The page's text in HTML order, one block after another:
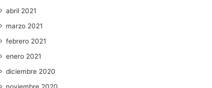
abril 2021
marzo 2021
febrero 2021
enero 2021
diciembre 2020
noviembre 2020